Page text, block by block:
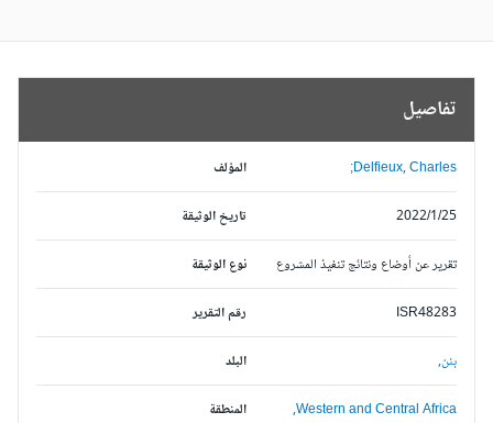
تفاصيل
المؤلف Delfieux, Charles;
تاريخ الوثيقة 2022/1/25
نوع الوثيقة تقرير عن أوضاع ونتائج تنفيذ المشروع
رقم التقرير ISR48283
البلد
المنطقة Western and Central Africa,